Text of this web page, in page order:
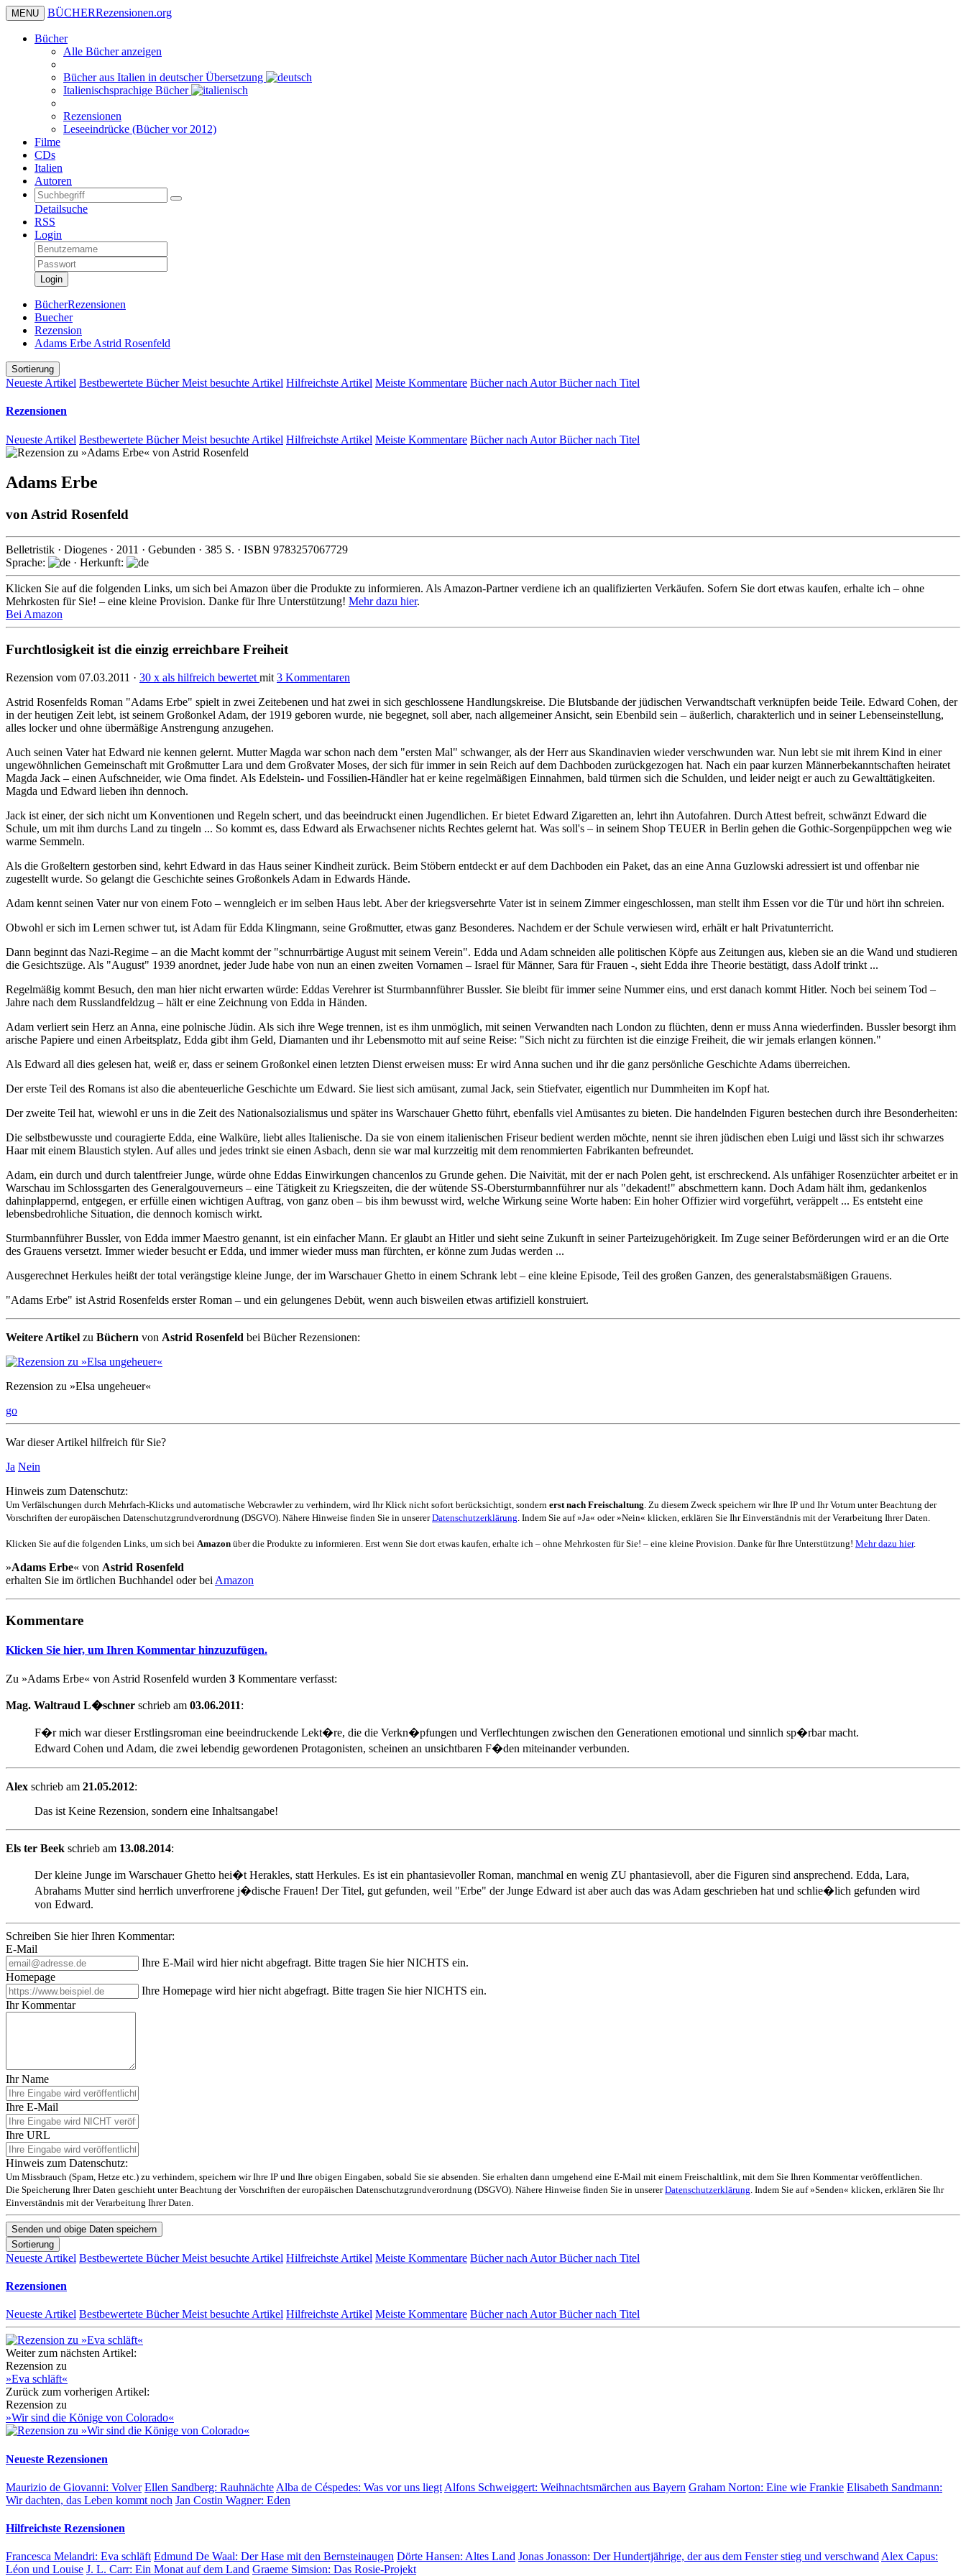
MENU BÜCHERRezensionen.org
Bücher
Alle Bücher anzeigen
Bücher aus Italien in deutscher Übersetzung
Italienischsprachige Bücher
Rezensionen
Leseeindrücke (Bücher vor 2012)
Filme
CDs
Italien
Autoren
Detailsuche
RSS
Login
Login
BücherRezensionen
Buecher
Rezension
Adams Erbe Astrid Rosenfeld
Sortierung
Neueste Artikel Bestbewertete BücherMeist besuchte Artikel Hilfreichste Artikel Meiste Kommentare Bücher nach AutorBücher nach Titel
Rezensionen
Neueste Artikel Bestbewertete BücherMeist besuchte Artikel Hilfreichste Artikel Meiste Kommentare Bücher nach AutorBücher nach Titel
Adams Erbe
vonAstrid Rosenfeld
Belletristik · Diogenes · 2011 · Gebunden · 385 S. · ISBN 9783257067729
Sprache:
· Herkunft:
Klicken Sie auf die folgenden Links, um sich bei Amazon über die Produkte zu informieren. Als Amazon-Partner verdiene ich an qualifizierten Verkäufen. Sofern Sie dort etwas kaufen, erhalte ich – ohne
Mehrkosten für Sie! – eine kleine Provision. Danke für Ihre Unterstützung! Mehr dazu hier.
Bei Amazon
Furchtlosigkeit ist die einzig erreichbare Freiheit
Rezension vom 07.03.2011 · 30 x als hilfreich bewertet mit 3 Kommentaren
Astrid Rosenfelds Roman "Adams Erbe" spielt in zwei Zeitebenen und hat zwei in sich geschlossene Handlungskreise. Die Blutsbande der jüdischen Verwandtschaft verknüpfen beide Teile. Edward Cohen, der
in der heutigen Zeit lebt, ist seinem Großonkel Adam, der 1919 geboren wurde, nie begegnet, soll aber, nach allgemeiner Ansicht, sein Ebenbild sein – äußerlich, charakterlich und in seiner Lebenseinstellung,
alles locker und ohne übermäßige Anstrengung anzugehen.
Auch seinen Vater hat Edward nie kennen gelernt. Mutter Magda war schon nach dem "ersten Mal" schwanger, als der Herr aus Skandinavien wieder verschwunden war. Nun lebt sie mit ihrem Kind in einer
ungewöhnlichen Gemeinschaft mit Großmutter Lara und dem Großvater Moses, der sich für immer in sein Reich auf dem Dachboden zurückgezogen hat. Nach ein paar kurzen Männerbekanntschaften heiratet
Magda Jack – einen Aufschneider, wie Oma findet. Als Edelstein- und Fossilien-Händler hat er keine regelmäßigen Einnahmen, bald türmen sich die Schulden, und leider neigt er auch zu Gewalttätigkeiten.
Magda und Edward lieben ihn dennoch.
Jack ist einer, der sich nicht um Konventionen und Regeln schert, und das beeindruckt einen Jugendlichen. Er bietet Edward Zigaretten an, lehrt ihn Autofahren. Durch Attest befreit, schwänzt Edward die
Schule, um mit ihm durchs Land zu tingeln ... So kommt es, dass Edward als Erwachsener nichts Rechtes gelernt hat. Was soll's – in seinem Shop TEUER in Berlin gehen die Gothic-Sorgenpüppchen weg wie
warme Semmeln.
Als die Großeltern gestorben sind, kehrt Edward in das Haus seiner Kindheit zurück. Beim Stöbern entdeckt er auf dem Dachboden ein Paket, das an eine Anna Guzlowski adressiert ist und offenbar nie
zugestellt wurde. So gelangt die Geschichte seines Großonkels Adam in Edwards Hände.
Adam kennt seinen Vater nur von einem Foto – wenngleich er im selben Haus lebt. Aber der kriegsversehrte Vater ist in seinem Zimmer eingeschlossen, man stellt ihm Essen vor die Tür und hört ihn schreien.
Obwohl er sich im Lernen schwer tut, ist Adam für Edda Klingmann, seine Großmutter, etwas ganz Besonderes. Nachdem er der Schule verwiesen wird, erhält er halt Privatunterricht.
Dann beginnt das Nazi-Regime – an die Macht kommt der "schnurrbärtige August mit seinem Verein". Edda und Adam schneiden alle politischen Köpfe aus Zeitungen aus, kleben sie an die Wand und studieren
die Gesichtszüge. Als "August" 1939 anordnet, jeder Jude habe von nun an einen zweiten Vornamen – Israel für Männer, Sara für Frauen -, sieht Edda ihre Theorie bestätigt, dass Adolf trinkt ...
Regelmäßig kommt Besuch, den man hier nicht erwarten würde: Eddas Verehrer ist Sturmbannführer Bussler. Sie bleibt für immer seine Nummer eins, und erst danach kommt Hitler. Noch bei seinem Tod –
Jahre nach dem Russlandfeldzug – hält er eine Zeichnung von Edda in Händen.
Adam verliert sein Herz an Anna, eine polnische Jüdin. Als sich ihre Wege trennen, ist es ihm unmöglich, mit seinen Verwandten nach London zu flüchten, denn er muss Anna wiederfinden. Bussler besorgt ihm
arische Papiere und einen Arbeitsplatz, Edda gibt ihm Geld, Diamanten und ihr Lebensmotto mit auf seine Reise: "Sich nicht zu fürchten ist die einzige Freiheit, die wir jemals erlangen können."
Als Edward all dies gelesen hat, weiß er, dass er seinem Großonkel einen letzten Dienst erweisen muss: Er wird Anna suchen und ihr die ganz persönliche Geschichte Adams überreichen.
Der erste Teil des Romans ist also die abenteuerliche Geschichte um Edward. Sie liest sich amüsant, zumal Jack, sein Stiefvater, eigentlich nur Dummheiten im Kopf hat.
Der zweite Teil hat, wiewohl er uns in die Zeit des Nationalsozialismus und später ins Warschauer Ghetto führt, ebenfalls viel Amüsantes zu bieten. Die handelnden Figuren bestechen durch ihre Besonderheiten:
Die selbstbewusste und couragierte Edda, eine Walküre, liebt alles Italienische. Da sie von einem italienischen Friseur bedient werden möchte, nennt sie ihren jüdischen eben Luigi und lässt sich ihr schwarzes
Haar mit einem Blaustich stylen. Auf alles und jedes trinkt sie einen Asbach, denn sie war mal kurzzeitig mit dem renommierten Fabrikanten befreundet.
Adam, ein durch und durch talentfreier Junge, würde ohne Eddas Einwirkungen chancenlos zu Grunde gehen. Die Naivität, mit der er nach Polen geht, ist erschreckend. Als unfähiger Rosenzüchter arbeitet er in
Warschau im Schlossgarten des Generalgouverneurs – eine Tätigkeit zu Kriegszeiten, die der wütende SS-Obersturmbannführer nur als "dekadent!" abschmettern kann. Doch Adam hält ihm, gedankenlos
dahinplappernd, entgegen, er erfülle einen wichtigen Auftrag, von ganz oben – bis ihm bewusst wird, welche Wirkung seine Worte haben: Ein hoher Offizier wird vorgeführt, veräppelt ... Es entsteht eine
lebensbedrohliche Situation, die dennoch komisch wirkt.
Sturmbannführer Bussler, von Edda immer Maestro genannt, ist ein einfacher Mann. Er glaubt an Hitler und sieht seine Zukunft in seiner Parteizugehörigkeit. Im Zuge seiner Beförderungen wird er an die Orte
des Grauens versetzt. Immer wieder besucht er Edda, und immer wieder muss man fürchten, er könne zum Judas werden ...
Ausgerechnet Herkules heißt der total verängstige kleine Junge, der im Warschauer Ghetto in einem Schrank lebt – eine kleine Episode, Teil des großen Ganzen, des generalstabsmäßigen Grauens.
"Adams Erbe" ist Astrid Rosenfelds erster Roman – und ein gelungenes Debüt, wenn auch bisweilen etwas artifiziell konstruiert.
Weitere Artikel zu Büchern von Astrid Rosenfeld bei Bücher Rezensionen:
Rezension zu »Elsa ungeheuer«
go
War dieser Artikel hilfreich für Sie?
Ja Nein
Hinweis zum Datenschutz:
Um Verfälschungen durch Mehrfach-Klicks und automatische Webcrawler zu verhindern, wird Ihr Klick nicht sofort berücksichtigt, sondern erst nach Freischaltung . Zu diesem Zweck speichern wir Ihre IP und Ihr Votum unter Beachtung der
Vorschriften der europäischen Datenschutzgrundverordnung (DSGVO). Nähere Hinweise finden Sie in unsererDatenschutzerklärung . Indem Sie auf »Ja« oder »Nein« klicken, erklären Sie Ihr Einverständnis mit der Verarbeitung Ihrer Daten.
Klicken Sie auf die folgenden Links, um sich bei Amazon über die Produkte zu informieren. Erst wenn Sie dort etwas kaufen, erhalte ich – ohne Mehrkosten für Sie! – eine kleine Provision. Danke für Ihre Unterstützung! Mehr dazu hier.
»Adams Erbe« von Astrid Rosenfeld
erhalten Sie im örtlichen Buchhandel oder bei Amazon
Kommentare
Klicken Sie hier, um Ihren Kommentar hinzuzufügen.
Zu »Adams Erbe« von Astrid Rosenfeld wurden 3 Kommentare verfasst:
Mag. Waltraud L�schner schrieb am 03.06.2011:
F�r mich war dieser Erstlingsroman eine beeindruckende Lekt�re, die die Verkn�pfungen und Verflechtungen zwischen den Generationen emotional und sinnlich sp�rbar macht.
Edward Cohen und Adam, die zwei lebendig gewordenen Protagonisten, scheinen an unsichtbaren F�den miteinander verbunden.
Alex schrieb am 21.05.2012:
Das ist Keine Rezension, sondern eine Inhaltsangabe!
Els ter Beek schrieb am 13.08.2014:
Der kleine Junge im Warschauer Ghetto hei�t Herakles, statt Herkules. Es ist ein phantasievoller Roman, manchmal en wenig ZU phantasievoll, aber die Figuren sind ansprechend. Edda, Lara,
Abrahams Mutter sind herrlich unverfrorene j�dische Frauen! Der Titel, gut gefunden, weil "Erbe" der Junge Edward ist aber auch das was Adam geschrieben hat und schlie�lich gefunden wird
von Edward.
Schreiben Sie hier Ihren Kommentar:
E-Mail
Ihre E-Mail wird hier nicht abgefragt. Bitte tragen Sie hier NICHTS ein.
Homepage
Ihre Homepage wird hier nicht abgefragt. Bitte tragen Sie hier NICHTS ein.
Ihr Kommentar
Ihr Name
Ihre E-Mail
Ihre URL
Hinweis zum Datenschutz:
Um Missbrauch (Spam, Hetze etc.) zu verhindern, speichern wir Ihre IP und Ihre obigen Eingaben, sobald Sie sie absenden. Sie erhalten dann umgehend eine E-Mail mit einem Freischaltlink, mit dem Sie Ihren Kommentar veröffentlichen.
Die Speicherung Ihrer Daten geschieht unter Beachtung der Vorschriften der europäischen Datenschutzgrundverordnung (DSGVO). Nähere Hinweise finden Sie in unsererDatenschutzerklärung . Indem Sie auf »Senden« klicken, erklären Sie Ihr
Einverständnis mit der Verarbeitung Ihrer Daten.
Sortierung
Neueste Artikel Bestbewertete BücherMeist besuchte Artikel Hilfreichste Artikel Meiste Kommentare Bücher nach AutorBücher nach Titel
Rezensionen
Neueste Artikel Bestbewertete BücherMeist besuchte Artikel Hilfreichste Artikel Meiste Kommentare Bücher nach AutorBücher nach Titel
Weiter zum nächsten Artikel:
Rezension zu
»Eva schläft«
Zurück zum vorherigen Artikel:
Rezension zu
»Wir sind die Könige von Colorado«
Neueste Rezensionen
Maurizio de Giovanni: Volver Ellen Sandberg: Rauhnächte Alba de Céspedes: Was vor uns liegt Alfons Schweiggert: Weihnachtsmärchen aus Bayern Graham Norton: Eine wie Frankie Elisabeth Sandmann:
Wir dachten, das Leben kommt noch Jan Costin Wagner: Eden
Hilfreichste Rezensionen
Francesca Melandri: Eva schläft Edmund De Waal: Der Hase mit den Bernsteinaugen Dörte Hansen: Altes Land Jonas Jonasson: Der Hundertjährige, der aus dem Fenster stieg und verschwand Alex Capus:
Léon und Louise J. L. Carr: Ein Monat auf dem Land Graeme Simsion: Das Rosie-Projekt